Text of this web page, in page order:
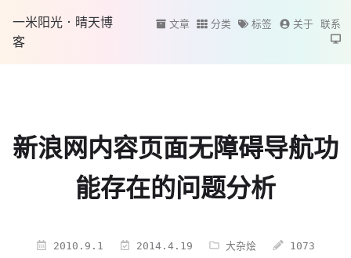
一米阳光·晴天博
客
文章 分类 标签 关于 联系
新浪网内容页面无障碍导航功
能存在的问题分析
2010.9.1 2014.4.19 大杂烩 1073